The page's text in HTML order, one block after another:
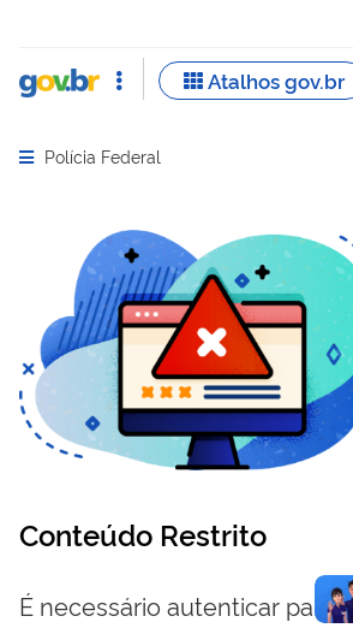
Abrir menu principal de navegação
Polícia Federal
Conteúdo Restrito
É necessário autenticar para